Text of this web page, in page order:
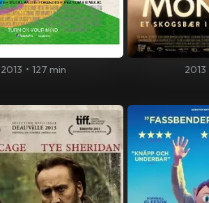
2013 • 127 min 2013